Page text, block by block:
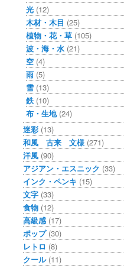
光 (12)
木材・木目 (25)
植物・花・草 (105)
波・海・水 (21)
空 (4)
雨 (5)
雪 (13)
鉄 (10)
布・生地(24)
迷彩 (13)
和風 古来 文様 (271)
洋風 (90)
アジアン・エスニック (33)
インク・ペンキ (15)
文字 (33)
食物 (12)
高級感 (17)
ポップ(30)
レトロ (8)
クール(11)